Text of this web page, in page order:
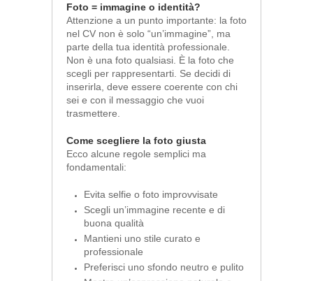
Foto = immagine o identità?
Attenzione a un punto importante: la foto
nel CV non è solo “un’immagine”, ma
parte della tua identità professionale.
Non è una foto qualsiasi. È la foto che
scegli per rappresentarti. Se decidi di
inserirla, deve essere coerente con chi
sei e con il messaggio che vuoi
trasmettere.
Come scegliere la foto giusta
Ecco alcune regole semplici ma
fondamentali:
Evita selfie o foto improvvisate
Scegli un’immagine recente e di
buona qualità
Mantieni uno stile curato e
professionale
Preferisci uno sfondo neutro e pulito